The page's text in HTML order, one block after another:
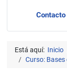
Está aquí: Inicio
Curso: